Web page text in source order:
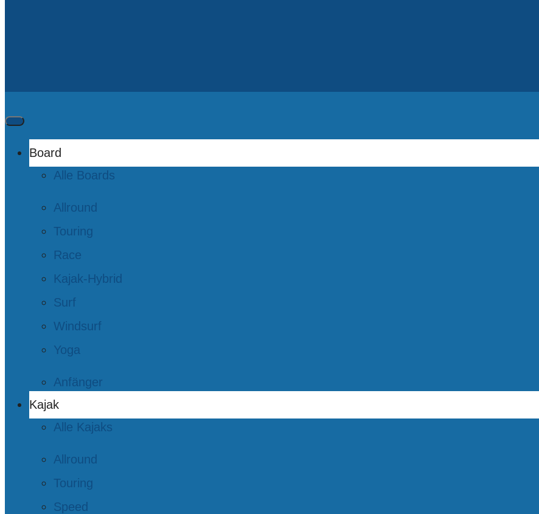
Board
Alle Boards
Allround
Touring
Race
Kajak-Hybrid
Surf
Windsurf
Yoga
Anfänger
Kajak
Alle Kajaks
Allround
Touring
Speed